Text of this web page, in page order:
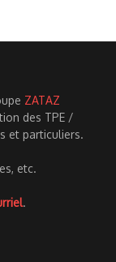
ZATAZ
des TPE /
et particuliers.
etc.
.